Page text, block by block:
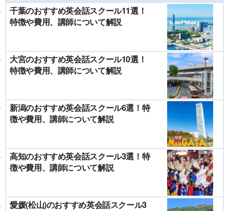
千葉のおすすめ英会話スクール11選！
特徴や費用、講師について解説
大宮のおすすめ英会話スクール10選！
特徴や費用、講師について解説
新潟のおすすめ英会話スクール6選！特
徴や費用、講師について解説
高知のおすすめ英会話スクール3選！特
徴や費用、講師について解説
愛媛(松山)のおすすめ英会話スクール3